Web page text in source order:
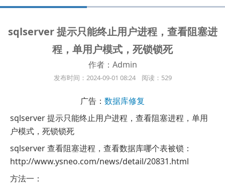
sqlserver 提示只能终止用户进程，查看阻塞进
程，单用户模式，死锁锁死
作者：Admin
发布时间：2024-09-01 08:24 阅读：529
广告： 数据库修复
sqlserver 提示只能终止用户进程，查看阻塞进程，单用
户模式，死锁锁死
sqlserver 查看阻塞进程，查看数据库哪个表被锁：
http://www.ysneo.com/news/detail/20831.html
方法一：